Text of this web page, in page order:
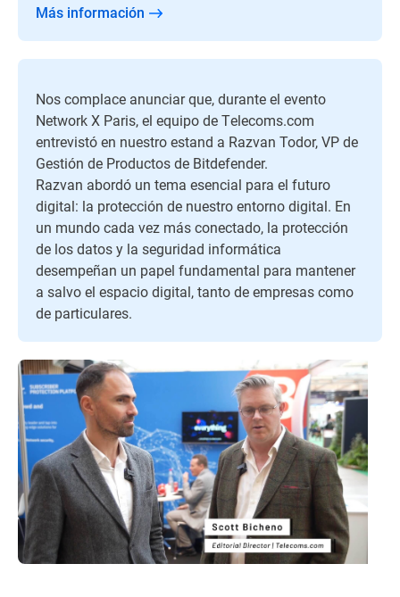
Más información
Nos complace anunciar que, durante el evento
Network X Paris, el equipo de Telecoms.com
entrevistó en nuestro estand a Razvan Todor, VP de
Gestión de Productos de Bitdefender.
Razvan abordó un tema esencial para el futuro
digital: la protección de nuestro entorno digital. En
un mundo cada vez más conectado, la protección
de los datos y la seguridad informática
desempeñan un papel fundamental para mantener
a salvo el espacio digital, tanto de empresas como
de particulares.